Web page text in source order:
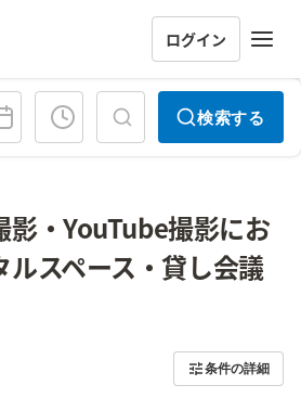
ログイン
プ 検索する
影・YouTube撮影にお
ルスペース・貸し会議
条件の詳細